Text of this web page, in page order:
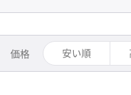
価格 安い順